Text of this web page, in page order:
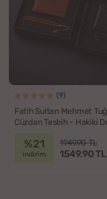
(9)
Fatih Sultan Mehmet
Cüzdan Tesbih - Hakiki
%21
indirim
1949.90 TL
1549.90 TL